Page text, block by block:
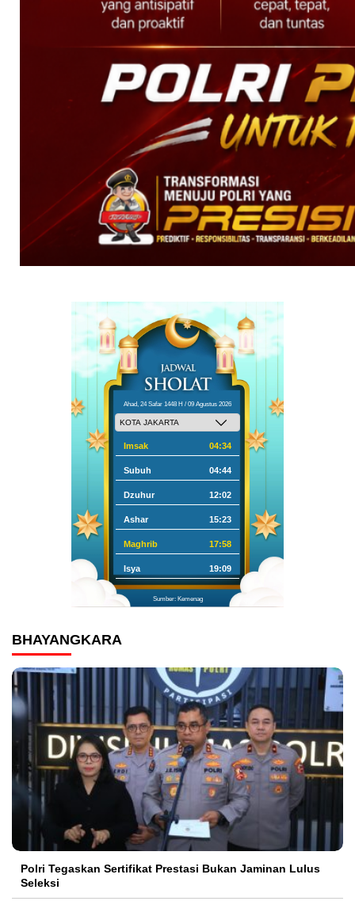
Ahad, 24 Safar 1448 H / 09 Agustus 2026
Imsak 04:34
Subuh 04:44
Dzuhur 12:02
Ashar 15:23
Maghrib 17:58
Isya 19:09
Sumber: Kemenag
BHAYANGKARA
Polri Tegaskan Sertifikat Prestasi Bukan Jaminan Lulus
Seleksi